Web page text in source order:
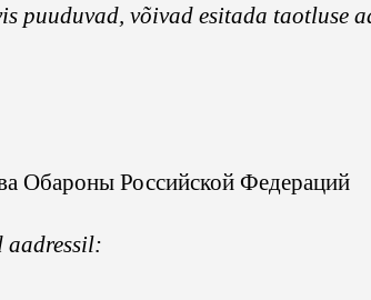
puuduvad, võivad esitada taotluse
Обароны Российской Федераций
aadressil: